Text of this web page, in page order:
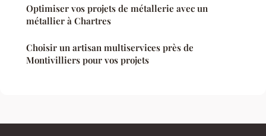
Optimiser vos projets de métallerie avec un
métallier à Chartres
Choisir un artisan multiservices près de
Montivilliers pour vos projets